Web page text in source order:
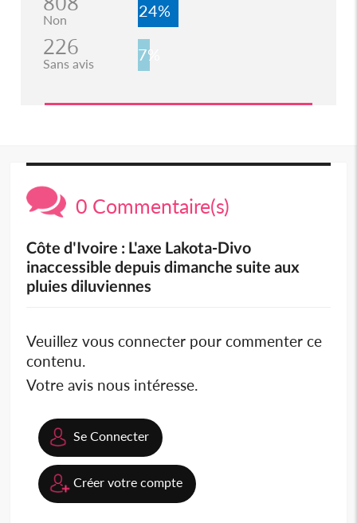
Non 24%
226
Sans avis 7%
0 Commentaire(s)
Côte d'Ivoire : L'axe Lakota-Divo
inaccessible depuis dimanche suite aux
pluies diluviennes
Veuillez vous connecter pour commenter ce
contenu.
Votre avis nous intéresse.
Se Connecter
Créer votre compte